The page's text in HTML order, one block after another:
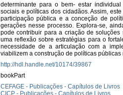
determinante para o bem- estar
sociais e políticas dos cidadãos. Assim,
participação pública e a conceção de
gerações nesse processo. Explora-se,
pode contribuir para a criação de
uma reflexão sobre estratégias para o
necessidade de a articulação com a
viabilizem a construção de políticas
http://hdl.handle.net/10174/39867
bookPart
CEFAGE - Publicações - Capítulos de Livros
CICP - Publicações - Capítulos de Livros